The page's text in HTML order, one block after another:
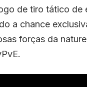
de tiro tático de
a chance
forças da